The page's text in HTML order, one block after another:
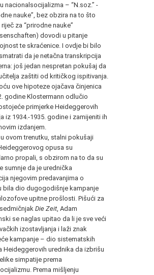
nacionalsocijalizma – “N.soz.” -
nauke”, bez obzira na to što
za “prirodne nauke”
dovodi u pitanje
te skraćenice. I ovdje bi bilo
da je netačna transkripcija
još jedan nespretan pokušaj da
zaštiti od kritičkog ispitivanja.
ove hipoteze ojačava činjenica
godine Klostermann odlučio
primjerke Heideggerovih
iz 1934.-1935. godine i zamijeniti ih
izdanjem.
ovom trenutku, stalni pokušaji
opusa su
propali, s obzirom na to da su
sumnje da je urednička
njegovim predavanjima o
bila dio dugogodišnje kampanje
upitne prošlosti. Pišući za
Die Zeit , Adam
se naglas upitao da li je sve veći
izostavljanja i laži znak
kampanje – dio sistematskih
Heideggerovih urednika da izbrišu
simpatije prema
Prema mišljenju